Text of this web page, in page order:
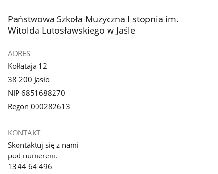
stopka
Państwowa Szkoła Muzyczna I stopnia im.
Witolda Lutosławskiego w Jaśle
ADRES
Kołłątaja 12
38-200 Jasło
NIP 6851688270
Regon 000282613
KONTAKT
Skontaktuj się z nami
pod numerem:
13 44 64 496